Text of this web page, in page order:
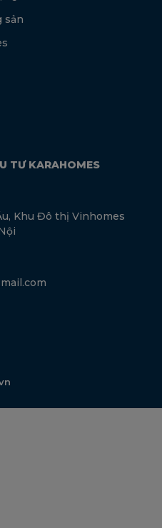
sản
TƯ KARAHOMES
Khu Đô thị Vinhomes